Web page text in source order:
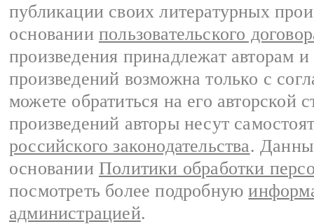
публикации своих литературных
основании пользовательского
произведения принадлежат авторам
произведений возможна только с
можете обратиться на его авторской
произведений авторы несут
российского законодательства.
основании Политики обработки
посмотреть более подробную
администрацией.